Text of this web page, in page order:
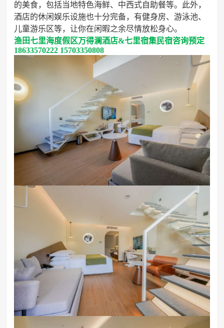
- 度假酒店区：酒店以高品质的服务和完善的设施著
称。酒店建筑外观大气典雅，内部装修豪华。拥有多种
类型的客房，从标准间到套房一应俱全，满足不同游客
的需求。房间面积宽敞，布局合理，配备了现代化的智
能设备，如智能灯光系统、智能窗帘等，为你带来便捷
舒适的居住体验。酒店还设有多个餐厅，提供丰富多样
的美食，包括当地特色海鲜、中西式自助餐等。此外，
酒店的休闲娱乐设施也十分完备，有健身房、游泳池、
儿童游乐区等，让你在闲暇之余尽情放松身心。
渔田七里海度假区万得澜酒店&七里宿集​民宿咨询预定
18633570222 15703350808